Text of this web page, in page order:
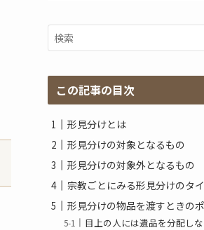
ア
ー
カ
この記事の目次
形見分けとは
形見分けの対象となるもの
形見分けの対象外となるもの
宗教ごとにみる形見分けのタ
形見分けの物品を渡すときの
目上の人には遺品を分配し